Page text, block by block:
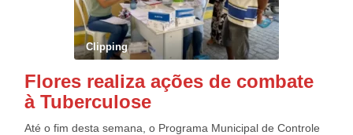
escolaridade e Reservista (no caso de homens). Da redação
do Blog Alvinho Patriota
Clipping
Flores realiza ações de combate
à Tuberculose
Até o fim desta semana, o Programa Municipal de Controle